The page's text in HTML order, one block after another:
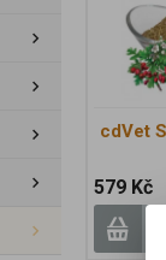
cdVet
579 Kč